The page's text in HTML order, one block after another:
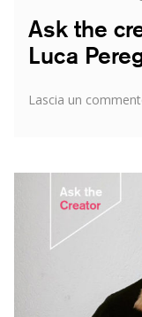
Ask the
Luca
Lascia un